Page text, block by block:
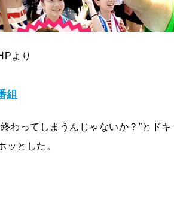
より
組
わってしまうんじゃないか？”とド
ッとした。